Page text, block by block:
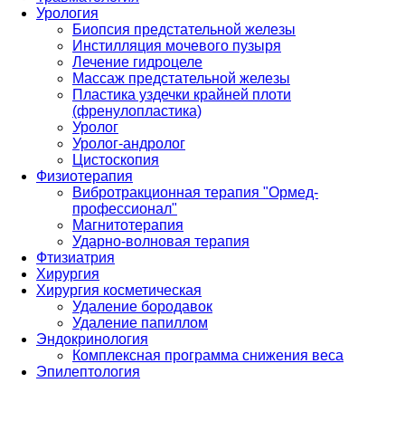
Урология
Биопсия предстательной железы
Инстилляция мочевого пузыря
Лечение гидроцеле
Массаж предстательной железы
Пластика уздечки крайней плоти
(френулопластика)
Уролог
Уролог-андролог
Цистоскопия
Физиотерапия
Вибротракционная терапия "Ормед-
профессионал"
Магнитотерапия
Ударно-волновая терапия
Фтизиатрия
Хирургия
Хирургия косметическая
Удаление бородавок
Удаление папиллом
Эндокринология
Комплексная программа снижения веса
Эпилептология